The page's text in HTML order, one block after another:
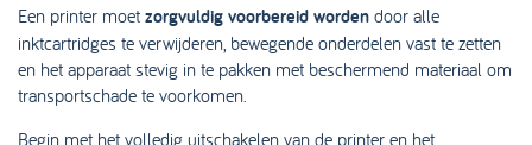
Een printer moet zorgvuldig voorbereid worden door alle
inktcartridges te verwijderen, bewegende onderdelen vast te zetten
en het apparaat stevig in te pakken met beschermend materiaal om
transportschade te voorkomen.
Begin met het volledig uitschakelen van de printer en het